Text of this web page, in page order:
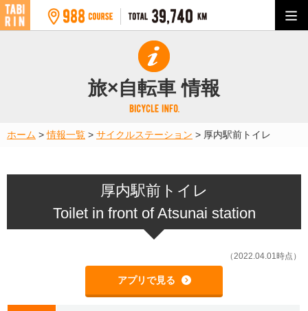
旅×自転車 情報
ホーム >情報一覧 > サイクルステーション > 厚内駅前トイレ
厚内駅前トイレ
Toilet in front of Atsunai station
（2022.04.01時点）
アプリで見る